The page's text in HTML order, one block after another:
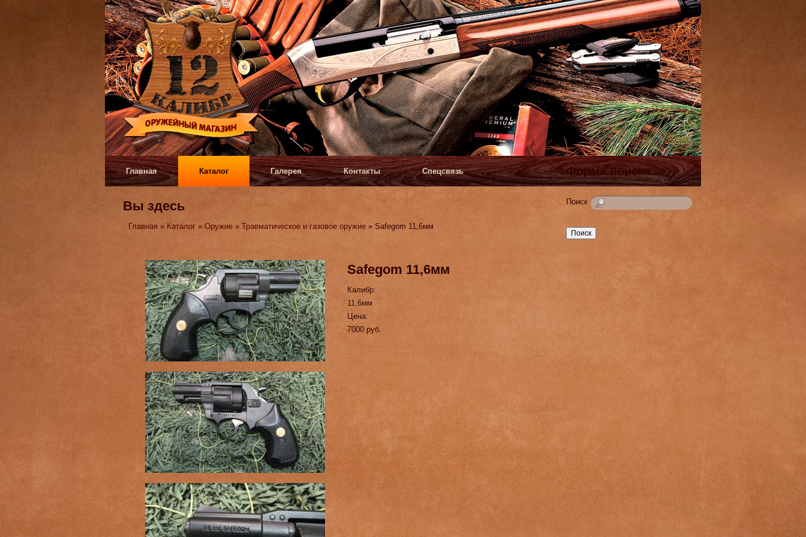
Форма поиска
Поиск
Главная Каталог Галерея Контакты Спецсвязь
Вы здесь
Главная » Каталог »Оружие »Травматическое и газовое оружие » Safegom 11,6мм
Safegom 11,6мм
Калибр:
11,6мм
Цена:
7000 руб.
.